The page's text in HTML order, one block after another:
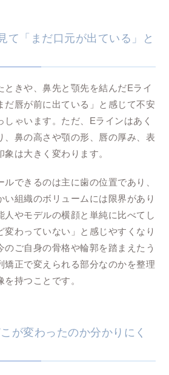
て「まだ口元が出ている」と
ときや、鼻先と顎先を結んだEライ
だ唇が前に出ている」と感じて不安
しゃいます。ただ、Eラインはあく
、鼻の高さや顎の形、唇の厚み、表
は大きく変わります。
できるのは主に歯の位置であり、
い組織のボリュームには限界があり
人やモデルの横顔と単純に比べてし
変わっていない」と感じやすくなり
のご自身の骨格や輪郭を踏まえたう
矯正で変えられる部分なのかを整理
持つことです。
が変わったのか分かりにく